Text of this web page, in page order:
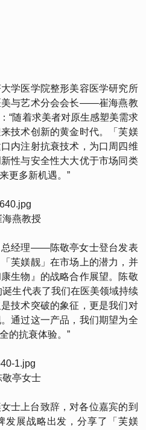
学医学院整形美容医学研究所
美与艺术分会会长——崔海燕教
“随着求美者对原生感塑美需求
技术创新的黄金时代。「芙媄
内注射抗衰技术，为口周四维
性与安全性大大优于市场同类
更多新机遇。”
燕教授
总经理——陈敬亭女士登台发表
芙媄靓」在市场上的潜力，并
生物』的战略合作展望。陈敬
生代表了我们在医美领域持续
技术突破的象征，更是我们对
通过这一产品，我们期望为全
的抗衰体验。”
亭女士
士上台致辞，对各位嘉宾的到
发展战略出发，分享了「芙媄